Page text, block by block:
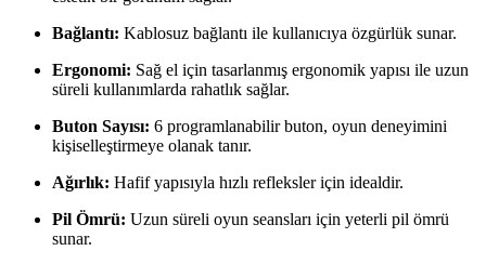
Bağlantı: Kablosuz bağlantı ile kullanıcıya özgürlük sunar.
Ergonomi: Sağ el için tasarlanmış ergonomik yapısı ile uzun
süreli kullanımlarda rahatlık sağlar.
Buton Sayısı: 6 programlanabilir buton, oyun deneyimini
kişiselleştirmeye olanak tanır.
Ağırlık: Hafif yapısıyla hızlı refleksler için idealdir.
Pil Ömrü: Uzun süreli oyun seansları için yeterli pil ömrü
sunar.